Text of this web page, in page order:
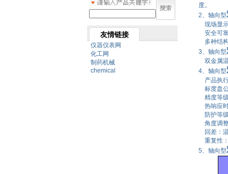
友情链接
仪器仪表网
化工网
制药机械
chemical
度。
2、轴向型
现场显
安全可
多种结
3、轴向型
双金属温
4、轴向型
产品执
标度盘
精度等
热响应
防护等
角度调
回差：
重复性
5、轴向型